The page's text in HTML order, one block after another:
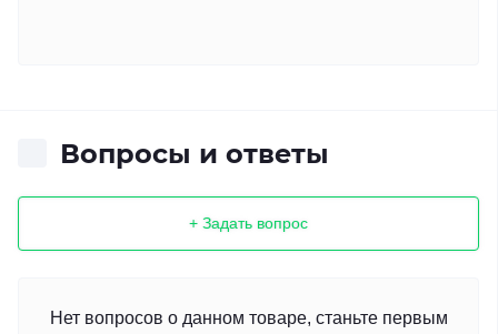
Вопросы и ответы
+ Задать вопрос
Нет вопросов о данном товаре, станьте первым